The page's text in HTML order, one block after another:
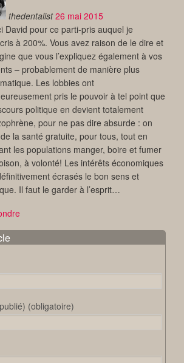
thedentalist 26 mai 2015
David pour ce parti-pris auquel je
à 200%. Vous avez raison de le dire et
que vous l’expliquez également à vos
– probablement de manière plus
Les lobbies ont
pris le pouvoir à tel point que
politique en devient totalement
pour ne pas dire absurde : on
la santé gratuite, pour tous, tout en
les populations manger, boire et fumer
à volonté! Les intérêts économiques
écrasés le bon sens et
Il faut le garder à l’esprit…
(obligatoire)